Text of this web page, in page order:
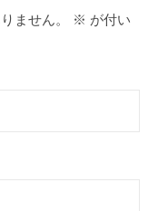
ません。 ※ が付い